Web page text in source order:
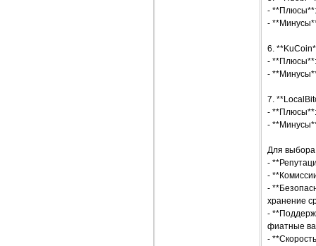
- **Плюсы**:
-
6.
- **Плюсы**:
-
7.
- **Плюсы**:
-
Для выбора
-
-
-
хранение
-
фиатные
-